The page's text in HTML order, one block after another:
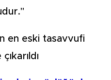
en eski tasavvufi